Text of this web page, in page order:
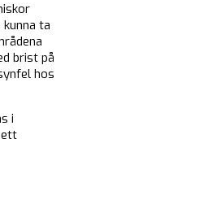
ta
brist på
hos
i
ett